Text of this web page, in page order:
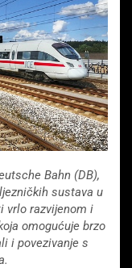
Bahn (DB),
sustava u
vrlo razvijenom i
omogućuje brzo
i povezivanje s